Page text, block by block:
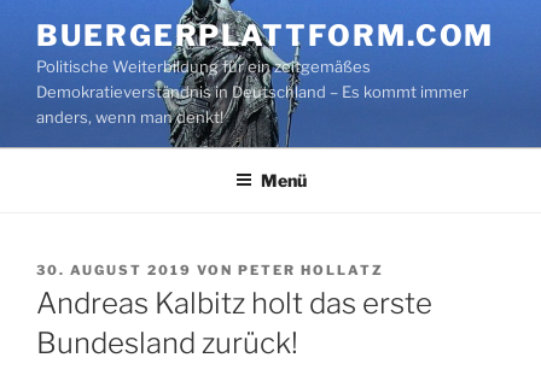
Inhalt
springen
BUERGERPLATTFORM.COM
Politische Weiterbildung für ein zeitgemäßes
Demokratieverständnis in Deutschland – Es kommt immer
anders, wenn man denkt!
Menü
VERÖFFENTLICHT
AM
30. AUGUST 2019 VON PETER HOLLATZ
Andreas Kalbitz holt das erste
Bundesland zurück!